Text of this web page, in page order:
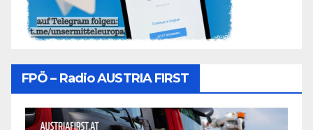
FPÖ – Radio AUSTRIA FIRST